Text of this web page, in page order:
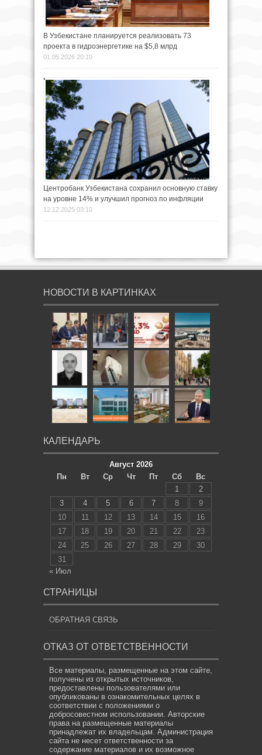
В Узбекистане планируется реализовать 73
проекта в гидроэнергетике на $5,8 млрд
01.05.2026 20:10
Центробанк Узбекистана сохранил основную ставку
на уровне 14% и улучшил прогноз по инфляции
12.12.2025 03:10
НОВОСТИ В КАРТИНКАХ
КАЛЕНДАРЬ
Август 2026
Пн
Вт Ср Чт Пт Сб
Вс
1
2
3
4 5 6 7 8
9
10
11 12 13 14 15
16
17
18 19 20 21 22
23
24
25 26 27 28 29
30
31
« Июл
СТРАНИЦЫ
ОБРАТНАЯ СВЯЗЬ
ОТКАЗ ОТ ОТВЕТСТВЕННОСТИ
Все материалы, размещенные на этом сайте,
получены из открытых источников,
предоставлены пользователями или
опубликованы в ознакомительных целях в
соответствии с положениями о
добросовестном использовании. Авторские
права на размещенные материалы
принадлежат их владельцам. Администрация
сайта не несет ответственности за
содержание материалов и их возможное